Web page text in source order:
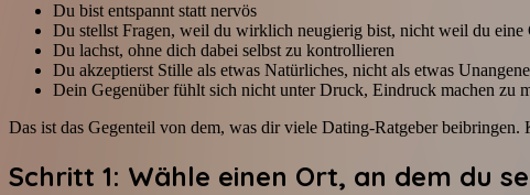
Du bist entspannt statt nervös
Du stellst Fragen, weil du wirklich neugierig bist, nicht weil du eine
Du lachst, ohne dich dabei selbst zu kontrollieren
Du akzeptierst Stille als etwas Natürliches, nicht als etwas
Dein Gegenüber fühlt sich nicht unter Druck, Eindruck machen zu
Das ist das Gegenteil von dem, was dir viele Dating-Ratgeber
Schritt 1: Wähle einen Ort, an dem du